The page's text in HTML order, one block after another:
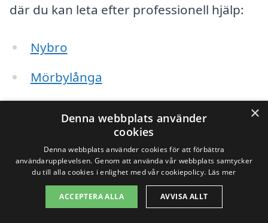
där du kan leta efter professionell hjälp:
Nybro
Mörbylånga
Bergkvara
Högsby
×
Denna webbplats använder
cookies
Denna webbplats använder cookies för att förbättra
användarupplevelsen. Genom att använda vår webbplats samtycker
du till alla cookies i enlighet med vår cookiepolicy. Läs mer
ACCEPTERA ALLA AVVISA ALLT